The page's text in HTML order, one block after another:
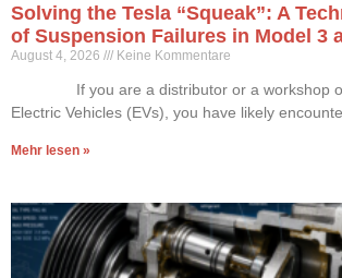
Solving the Tesla “Squeak”: A
of Suspension Failures in Model 3
August 4, 2026 Keine Kommentare
If you are a distributor or a workshop
Electric Vehicles (EVs), you have likely
Mehr lesen »